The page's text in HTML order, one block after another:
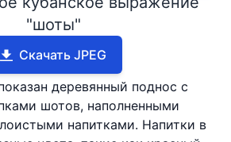
"шоты"
Скачать JPEG
деревянный поднос с
шотов, наполненными
напитками. Напитки в